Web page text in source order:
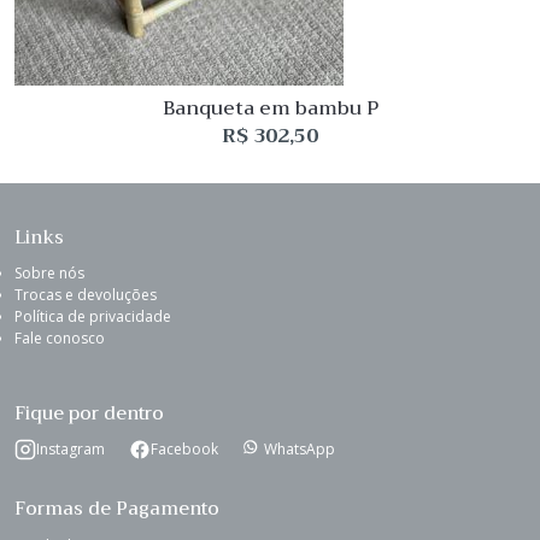
Banqueta em bambu P
R$302,50
Links
Sobre nós
Trocas e devoluções
Política de privacidade
Fale conosco
Fique por dentro
Instagram Facebook WhatsApp
Formas de Pagamento